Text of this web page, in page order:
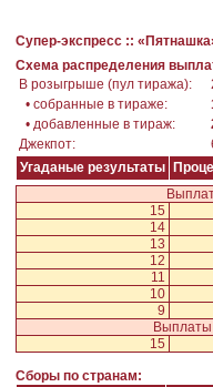
Супер-экспресс ::
Схема распределения
В розыгрыше (пул тиража):
• собранные в тираже:
• добавленные в тираж:
Джекпот:
Угаданые результаты
15
14
13
12
11
10
9
Выплаты
15
Сборы по странам: